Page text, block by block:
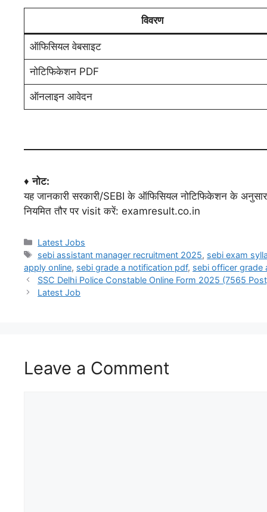
विवरण
ऑफिसियल वेबसाइट
नोटिफिकेशन PDF
ऑनलाइन आवेदन
♦नोट:
यह जानकारी सरकारी/SEBI के ऑफिसियल नोटिफिकेशन के
नियमित तौर पर visit करें: examresult.co.in
Latest Jobs
sebi assistant manager recruitment 2025, sebi exam
apply online, sebi grade a notification pdf, sebi officer grade
SSC Delhi Police Constable Online Form 2025 (7565
Latest Job
Leave a Comment